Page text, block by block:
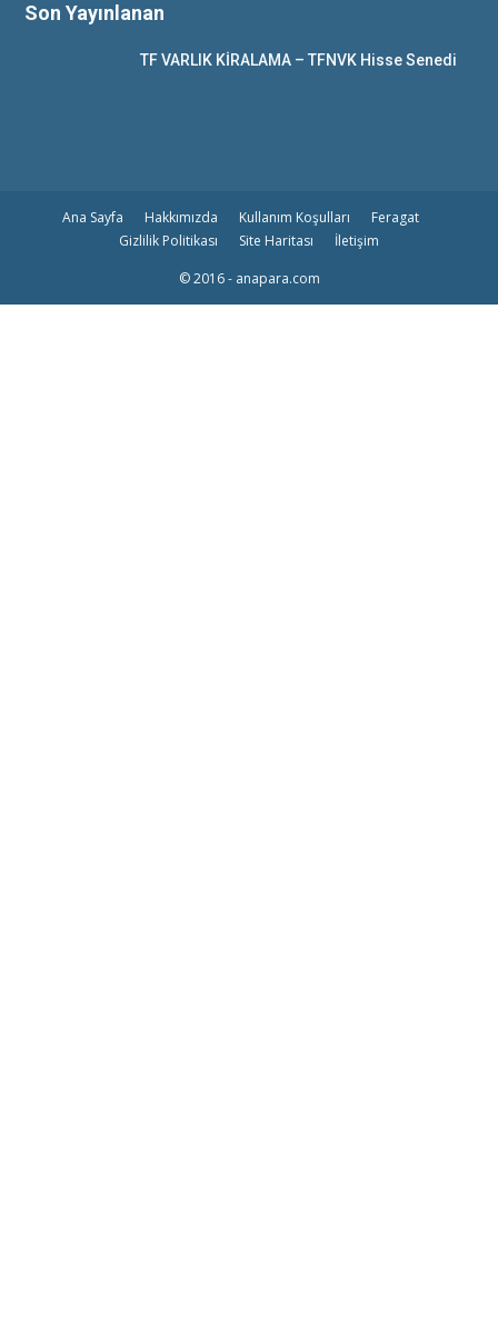
Son Yayınlanan
TF VARLIK KİRALAMA – TFNVK Hisse Senedi
Ana Sayfa Hakkımızda Kullanım Koşulları
Feragat
Gizlilik Politikası
Site Haritası
İletişim
© 2016 - anapara.com